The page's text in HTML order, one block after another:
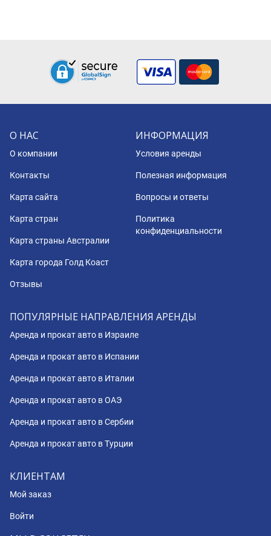
О НАС
О компании
Контакты
Карта сайта
Карта стран
Карта страны Австралии
Карта города Голд Коаст
Отзывы
ИНФОРМАЦИЯ
Условия аренды
Полезная информация
Вопросы и ответы
Политика
конфиденциальности
ПОПУЛЯРНЫЕ НАПРАВЛЕНИЯ АРЕНДЫ
Аренда и прокат авто в Израиле
Аренда и прокат авто в Испании
Аренда и прокат авто в Италии
Аренда и прокат авто в ОАЭ
Аренда и прокат авто в Сербии
Аренда и прокат авто в Турции
КЛИЕНТАМ
Мой заказ
Войти